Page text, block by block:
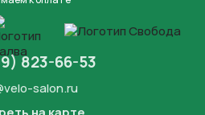
823-66-53
salon.ru